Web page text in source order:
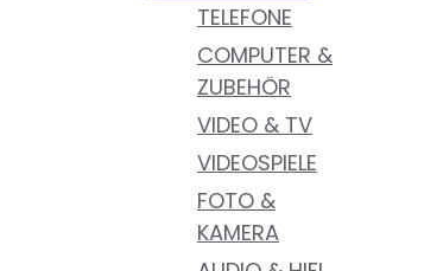
TELEFONE
COMPUTER &
ZUBEHÖR
VIDEO & TV
VIDEOSPIELE
FOTO &
KAMERA